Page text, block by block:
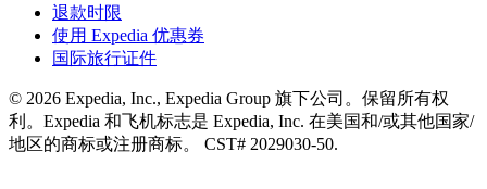
退款时限
使用 Expedia 优惠券
国际旅行证件
© 2026 Expedia, Inc., Expedia Group 旗下公司。保留所有权
利。Expedia 和飞机标志是 Expedia, Inc. 在美国和/或其他国家/
地区的商标或注册商标。 CST# 2029030-50.